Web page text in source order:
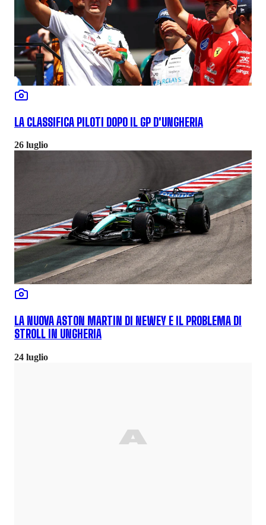
LA CLASSIFICA PILOTI DOPO IL GP D'UNGHERIA
26 luglio
LA NUOVA ASTON MARTIN DI NEWEY E IL PROBLEMA DI
STROLL IN UNGHERIA
24 luglio